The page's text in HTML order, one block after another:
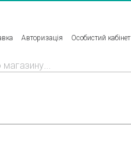
Авторизація Особистий кабінет